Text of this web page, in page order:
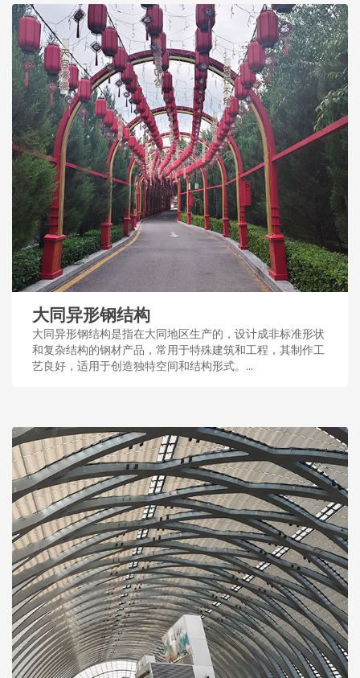
大同异形钢结构
大同异形钢结构是指在大同地区生产的，设计成非标准形状
和复杂结构的钢材产品，常用于特殊建筑和工程，其制作工
艺良好，适用于创造独特空间和结构形式。...